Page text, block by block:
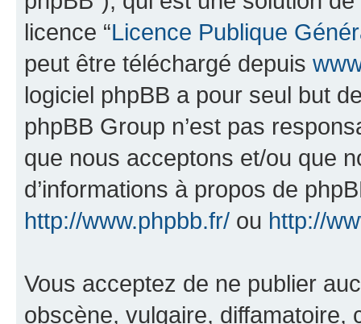
licence “Licence Publique
peut être téléchargé depuis
logiciel phpBB a pour seul but
phpBB Group n’est pas
que nous acceptons et/ou que
d’informations à propos de
http://www.phpbb.fr/ ou http://
Vous acceptez de ne publier
obscène, vulgaire, diffamatoire,